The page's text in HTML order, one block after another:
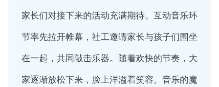
家长们对接下来的活动充满期待。互动音乐环
节率先拉开帷幕，社工邀请家长与孩子们围坐
在一起，共同敲击乐器。随着欢快的节奏，大
家逐渐放松下来，脸上洋溢着笑容。音乐的魔